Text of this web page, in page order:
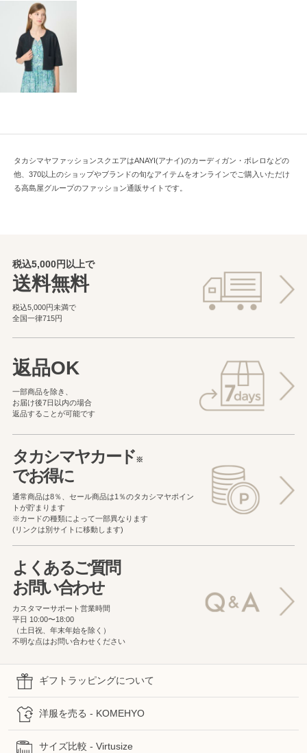
タカシマヤファッションスクエアはANAYI(アナイ)のカーディガン・ボレロなどの
他、370以上のショップやブランドの旬なアイテムをオンラインでご購入いただけ
る高島屋グループのファッション通販サイトです。
税込5,000円以上で
送料無料
税込5,000円未満で
全国一律715円
返品OK
一部商品を除き、
お届け後7日以内の場合
返品することが可能です
タカシマヤカード※
でお得に
通常商品は8％、セール商品は1％のタカシマヤポイン
トが貯まります
※カードの種類によって一部異なります
(リンクは別サイトに移動します)
よくあるご質問
お問い合わせ
カスタマーサポート営業時間
平日 10:00〜18:00
（土日祝、年末年始を除く）
不明な点はお問い合わせください
ギフトラッピングについて
洋服を売る - KOMEHYO
サイズ比較 - Virtusize